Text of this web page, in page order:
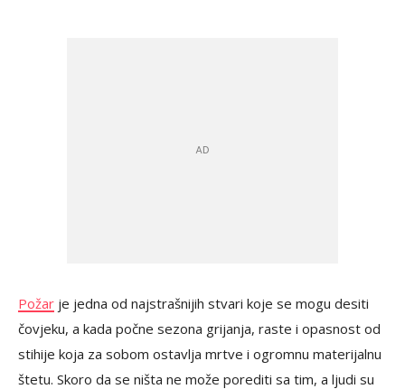
Požar je jedna od najstrašnijih stvari koje se mogu desiti
čovjeku, a kada počne sezona grijanja, raste i opasnost od
stihije koja za sobom ostavlja mrtve i ogromnu materijalnu
štetu. Skoro da se ništa ne može porediti sa tim, a ljudi su